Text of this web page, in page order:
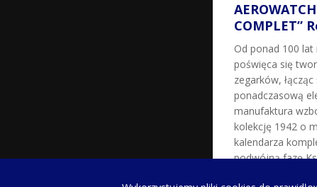
COMPLET”
Od ponad 100 lat
poświęca się
zegarków,
ponadczasową
manufaktura
kolekcję 1942 o
kalendarza
podwójną fazę